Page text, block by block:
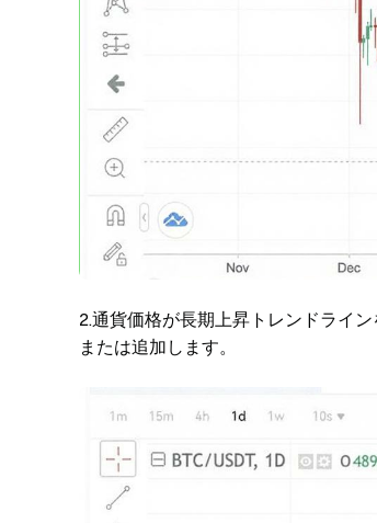
2.通貨価格が長期上昇トレンドライ
または追加します。